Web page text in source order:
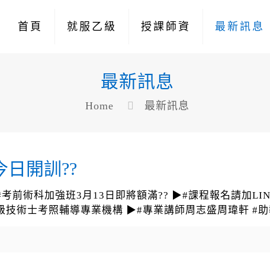
首頁 就服乙級 授課師資 最新訊息
最新訊息
Home 最新訊息
開訓??
前術科加強班3月13日即將額滿?? ▶#課程報名請加
術士考照輔導專業機構 ▶#專業講師周志盛周瑋軒 #助